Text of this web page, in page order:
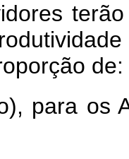
de:
para os